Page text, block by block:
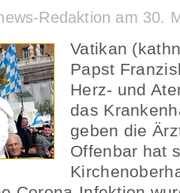
Redaktion am 30.
Vatikan
Papst
Herz- und
das
geben die
Offenbar hat